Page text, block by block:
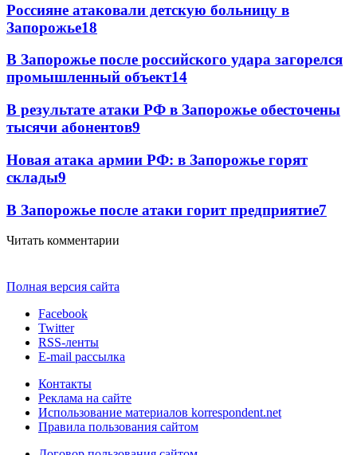
Россияне атаковали детскую больницу в
Запорожье18
В Запорожье после российского удара загорелся
промышленный объект14
В результате атаки РФ в Запорожье обесточены
тысячи абонентов9
Новая атака армии РФ: в Запорожье горят
склады9
В Запорожье после атаки горит предприятие7
Читать комментарии
Полная версия сайта
Facebook
Twitter
RSS-ленты
E-mail рассылка
Контакты
Реклама на сайте
Использование материалов korrespondent.net
Правила пользования сайтом